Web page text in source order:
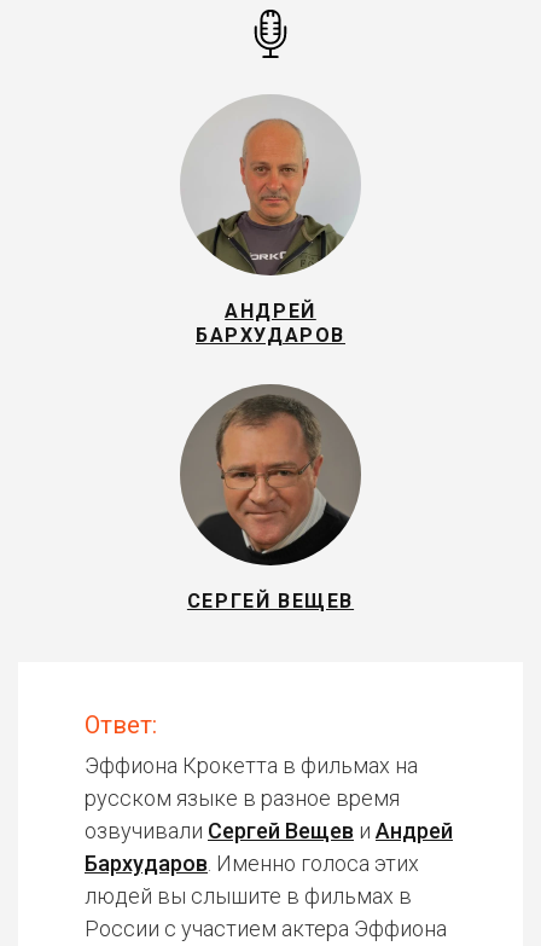
АНДРЕЙ
БАРХУДАРОВ
СЕРГЕЙ ВЕЩЕВ
Ответ:
Эффиона Крокетта в фильмах на
русском языке в разное время
озвучивали Сергей Вещев и Андрей
Бархударов . Именно голоса этих
людей вы слышите в фильмах в
России с участием актера Эффиона